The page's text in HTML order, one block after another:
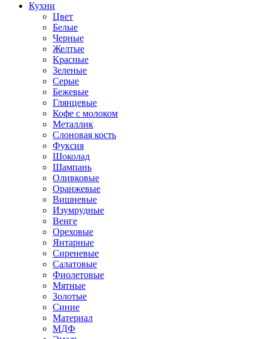
Кухни
Цвет
Белые
Черные
Желтые
Красные
Зеленые
Серые
Бежевые
Глянцевые
Кофе с молоком
Металлик
Слоновая кость
Фуксия
Шоколад
Шампань
Оливковые
Оранжевые
Вишневые
Изумрудные
Венге
Ореховые
Янтарные
Сиреневые
Салатовые
Фиолетовые
Мятные
Золотые
Синие
Материал
МДФ